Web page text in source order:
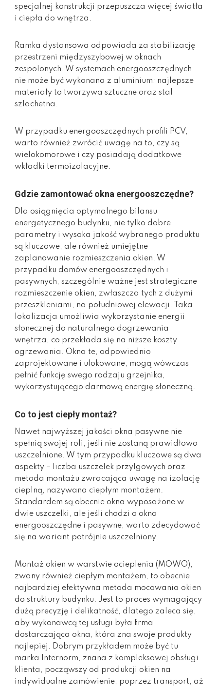
specjalnej konstrukcji przepuszcza więcej światła
i ciepła do wnętrza.
Ramka dystansowa odpowiada za stabilizację
przestrzeni międzyszybowej w oknach
zespolonych. W systemach energooszczędnych
nie może być wykonana z aluminium; najlepsze
materiały to tworzywa sztuczne oraz stal
szlachetna.
W przypadku energooszczędnych profili PCV,
warto również zwrócić uwagę na to, czy są
wielokomorowe i czy posiadają dodatkowe
wkładki termoizolacyjne.
Gdzie zamontować okna energooszczędne?
Dla osiągnięcia optymalnego bilansu
energetycznego budynku, nie tylko dobre
parametry i wysoka jakość wybranego produktu
są kluczowe, ale również umiejętne
zaplanowanie rozmieszczenia okien. W
przypadku domów energooszczędnych i
pasywnych, szczególnie ważne jest strategiczne
rozmieszczenie okien, zwłaszcza tych z dużymi
przeszkleniami, na południowej elewacji. Taka
lokalizacja umożliwia wykorzystanie energii
słonecznej do naturalnego dogrzewania
wnętrza, co przekłada się na niższe koszty
ogrzewania. Okna te, odpowiednio
zaprojektowane i ulokowane, mogą wówczas
pełnić funkcję swego rodzaju grzejnika,
wykorzystującego darmową energię słoneczną.
Co to jest ciepły montaż?
Nawet najwyższej jakości okna pasywne nie
spełnią swojej roli, jeśli nie zostaną prawidłowo
uszczelnione. W tym przypadku kluczowe są dwa
aspekty – liczba uszczelek przylgowych oraz
metoda montażu zwracająca uwagę na izolację
cieplną, nazywana ciepłym montażem.
Standardem są obecnie okna wyposażone w
dwie uszczelki, ale jeśli chodzi o okna
energooszczędne i pasywne, warto zdecydować
się na wariant potrójnie uszczelniony.
Montaż okien w warstwie ocieplenia (MOWO),
zwany również ciepłym montażem, to obecnie
najbardziej efektywna metoda mocowania okien
do struktury budynku. Jest to proces wymagający
dużą precyzję i delikatność, dlatego zaleca się,
aby wykonawcą tej usługi była firma
dostarczająca okna, która zna swoje produkty
najlepiej. Dobrym przykładem może być tu
marka Internorm, znana z kompleksowej obsługi
klienta, począwszy od produkcji okien na
indywidualne zamówienie, poprzez transport, aż